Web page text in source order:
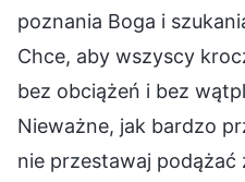
poznania Boga i
Chce, aby wszyscy
bez obciążeń i bez
Nieważne, jak bardzo
nie przestawaj podążać